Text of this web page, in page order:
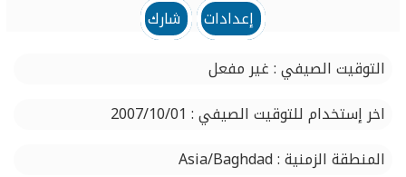
إعدادات
شارك
التوقيت الصيفي : غير مفعل
اخر إستخدام للتوقيت الصيفي : 2007/10/01
المنطقة الزمنية : Asia/Baghdad